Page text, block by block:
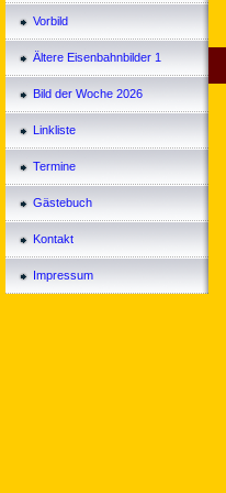
Vorbild
Ältere Eisenbahnbilder 1
Bild der Woche 2026
Linkliste
Termine
Gästebuch
Kontakt
Impressum